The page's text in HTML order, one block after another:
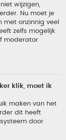
wijzigen,
Nu moet je
onzinnig veel
zelfs mogelijk
moderator
klik, moet ik
maken van het
dit heeft
door